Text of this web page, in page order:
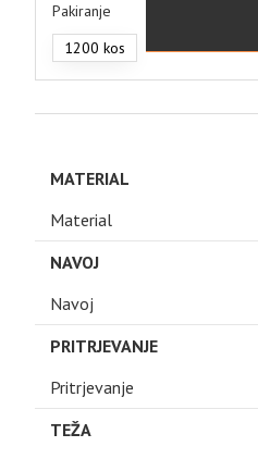
Pakiranje
1200 kos
MATERIAL
Material
NAVOJ
Navoj
PRITRJEVANJE
Pritrjevanje
TEŽA